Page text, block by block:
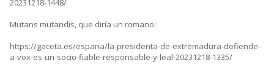
20231218-1448/
Mutans mutandis, que diría un romano:
https://gaceta.es/espana/la-presidenta-de-extremadura-defiende-
a-vox-es-un-socio-fiable-responsable-y-leal-20231218-1335/